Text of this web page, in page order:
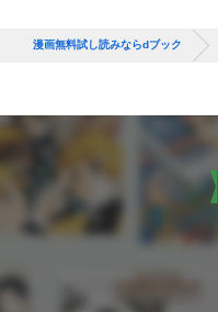
漫画無料試し読みならdブック